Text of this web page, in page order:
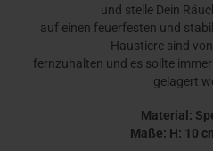
und stelle Dein
auf einen feuerfesten und
Haustiere sind
fernzuhalten und es sollte
gelagert
Material:
Maße: H: 10